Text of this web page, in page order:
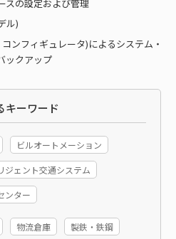
スの設定および管理
ル)
ンフィギュレータ)によるシステム・
ックアップ
キーワード
ビルオートメーション
ジェント交通システム
ンター
物流倉庫 製鉄・鉄鋼